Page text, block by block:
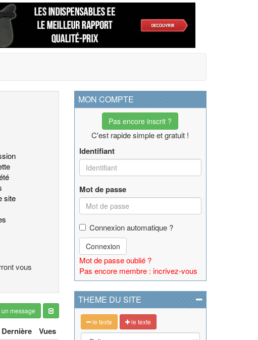
site
vous
un message
Dernière Vues
MON COMPTE
Pas encore inscrit ?
C'est rapide simple et gratuit !
Identifiant
Mot de passe
Connexion automatique ?
Connexion
Mot de passe oublié ?
Pas encore membre : incrivez-vous
THEME DU SITE
le texte le texte